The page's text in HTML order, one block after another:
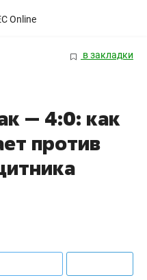
в закладки
— 4:0: как
против